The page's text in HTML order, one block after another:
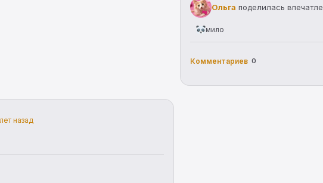
Ольга поделилась
мило
Комментариев 0
назад